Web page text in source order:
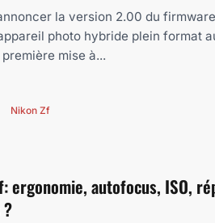
la version 2.00 du
photo hybride plein format
mise à...
Nikon Zf
ergonomie, autofocus, ISO,